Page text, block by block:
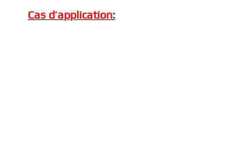
Cas d’application: